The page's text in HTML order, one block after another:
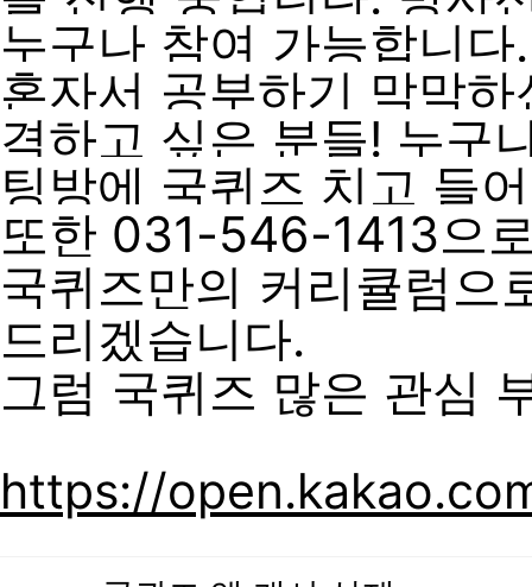
누구나 참여 가능합니
혼자서 공부하기 막막
격하고 싶은 분들! 누구
팅방에 국퀴즈 치고 들
또한 031-546-1413으
국퀴즈만의 커리큘럼으
드리겠습니다.
그럼 국퀴즈 많은 관심
https://